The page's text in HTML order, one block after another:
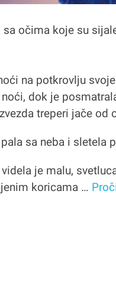
sa očima koje su
na potkrovlju
dok je
treperi jače od
sa neba i sletela
je malu,
koricama …